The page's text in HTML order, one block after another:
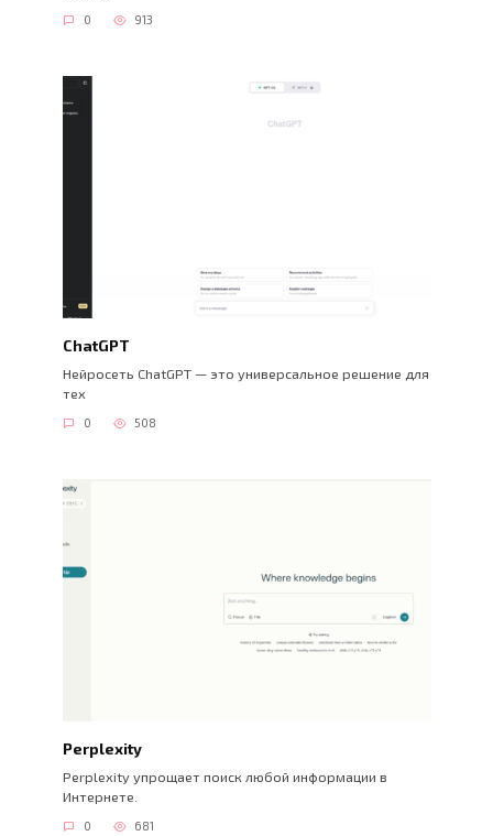
0 913
ChatGPT
Нейросеть ChatGPT — это универсальное решение для
тех
0 508
Perplexity
Perplexity упрощает поиск любой информации в
Интернете.
0 681